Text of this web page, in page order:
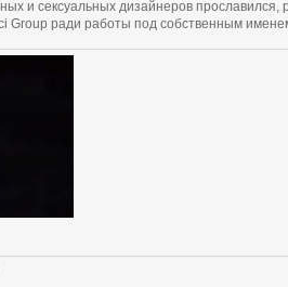
и сексуальных дизайнеров
Group ради работы под собственным